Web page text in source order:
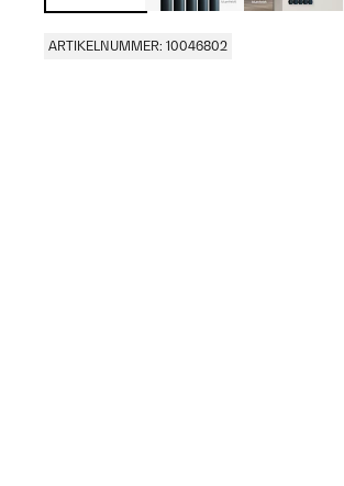
ARTIKELNUMMER: 10046802